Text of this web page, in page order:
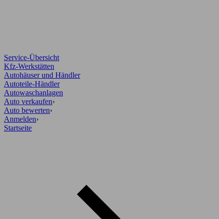
Service-Übersicht
Kfz-Werkstätten
Autohäuser und Händler
Autoteile-Händler
Autowaschanlagen
Auto verkaufen›
Auto bewerten›
Anmelden›
Startseite